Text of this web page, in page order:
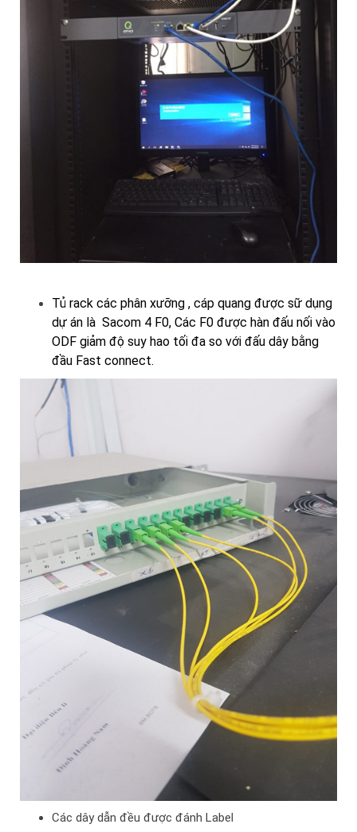
Tủ rack các phân xưỡng , cáp quang được sữ dụng
dự án là Sacom 4 F0, Các F0 được hàn đấu nối vào
ODF giảm độ suy hao tối đa so với đấu dây bằng
đầu Fast connect.
Các dây dẫn đều được đánh Label